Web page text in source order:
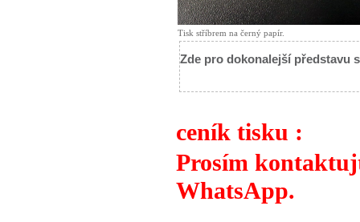
Tisk stříbrem na černý papír.
Zde pro dokonalejší představu
ceník tisku :
Prosím
WhatsApp.